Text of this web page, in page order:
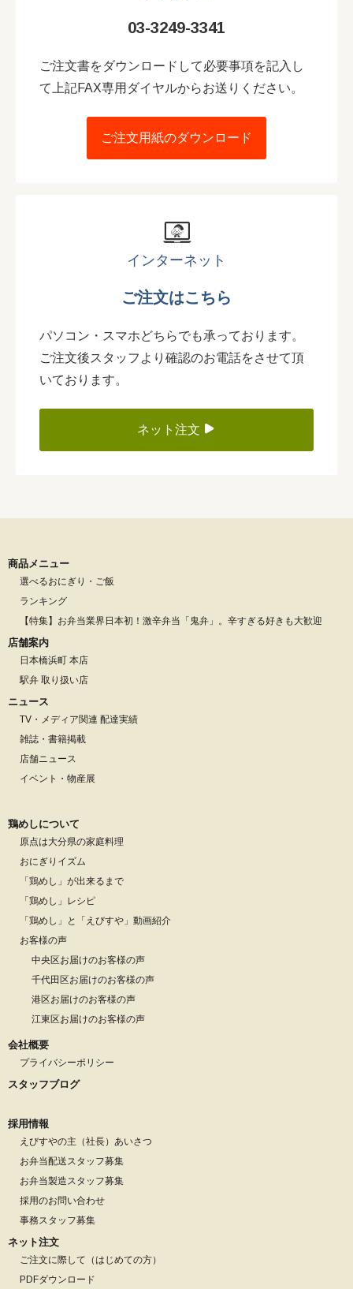
03-3249-3341
ご注文書をダウンロードして必要事項を記入し
て上記FAX専用ダイヤルからお送りください。
ご注文用紙のダウンロード
インターネット
ご注文はこちら
パソコン・スマホどちらでも承っております。
ご注文後スタッフより確認のお電話をさせて頂
いております。
ネット注文
商品メニュー
選べるおにぎり・ご飯
ランキング
【特集】お弁当業界日本初！激辛弁当「鬼弁」。辛すぎる好きも大歓迎
店舗案内
日本橋浜町 本店
駅弁 取り扱い店
ニュース
TV・メディア関連 配達実績
雑誌・書籍掲載
店舗ニュース
イベント・物産展
鶏めしについて
原点は大分県の家庭料理
おにぎりイズム
「鶏めし」が出来るまで
「鶏めし」レシピ
「鶏めし」と「えびすや」動画紹介
お客様の声
中央区お届けのお客様の声
千代田区お届けのお客様の声
港区お届けのお客様の声
江東区お届けのお客様の声
会社概要
プライバシーポリシー
スタッフブログ
採用情報
えびすやの主（社長）あいさつ
お弁当配送スタッフ募集
お弁当製造スタッフ募集
採用のお問い合わせ
事務スタッフ募集
ネット注文
ご注文に際して（はじめての方）
PDFダウンロード